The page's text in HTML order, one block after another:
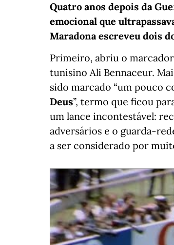
Quatro anos depois da
emocional que
Maradona escreveu dois
Primeiro, abriu o
tunisino Ali Bennaceur.
sido marcado “um pouco
Deus”, termo que ficou
um lance incontestável:
adversários e o guarda-
a ser considerado por